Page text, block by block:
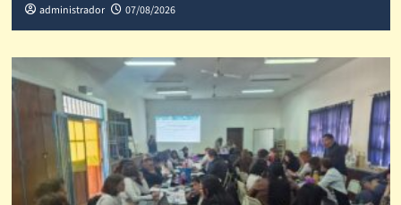
administrador 07/08/2026